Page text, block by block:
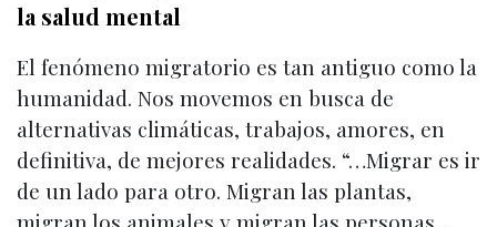
la salud mental
El fenómeno migratorio es tan antiguo como la
humanidad. Nos movemos en busca de
alternativas climáticas, trabajos, amores, en
definitiva, de mejores realidades. “…Migrar es ir
de un lado para otro. Migran las plantas,